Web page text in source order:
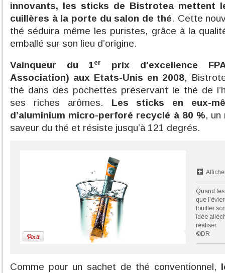
innovants, les sticks de Bistrotea mettent
cuillères à la porte du salon de thé. Cette
thé séduira même les puristes, grâce à la
emballé sur son lieu d’origine.
Vainqueur du 1er
prix d’excellence
Association) aux Etats-Unis en 2008,
thé dans des pochettes préservant le thé de
ses riches arômes. Les sticks en eux-
d’aluminium micro-perforé recyclé à 80 %, un
saveur du thé et résiste jusqu’à 121 degrés.
Quand
que
touiller
idée
réaliser.
©DR
Comme pour un sachet de thé conventionnel,